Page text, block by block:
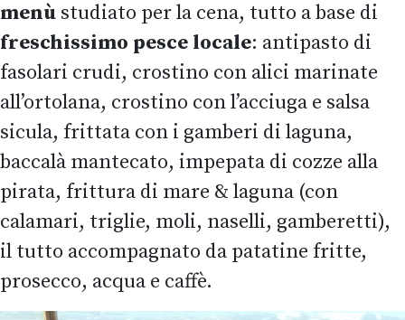
menù studiato per la cena, tutto a base di
freschissimo pesce locale: antipasto di
fasolari crudi, crostino con alici marinate
all’ortolana, crostino con l’acciuga e salsa
sicula, frittata con i gamberi di laguna,
baccalà mantecato, impepata di cozze alla
pirata, frittura di mare & laguna (con
calamari, triglie, moli, naselli, gamberetti),
il tutto accompagnato da patatine fritte,
prosecco, acqua e caffè.